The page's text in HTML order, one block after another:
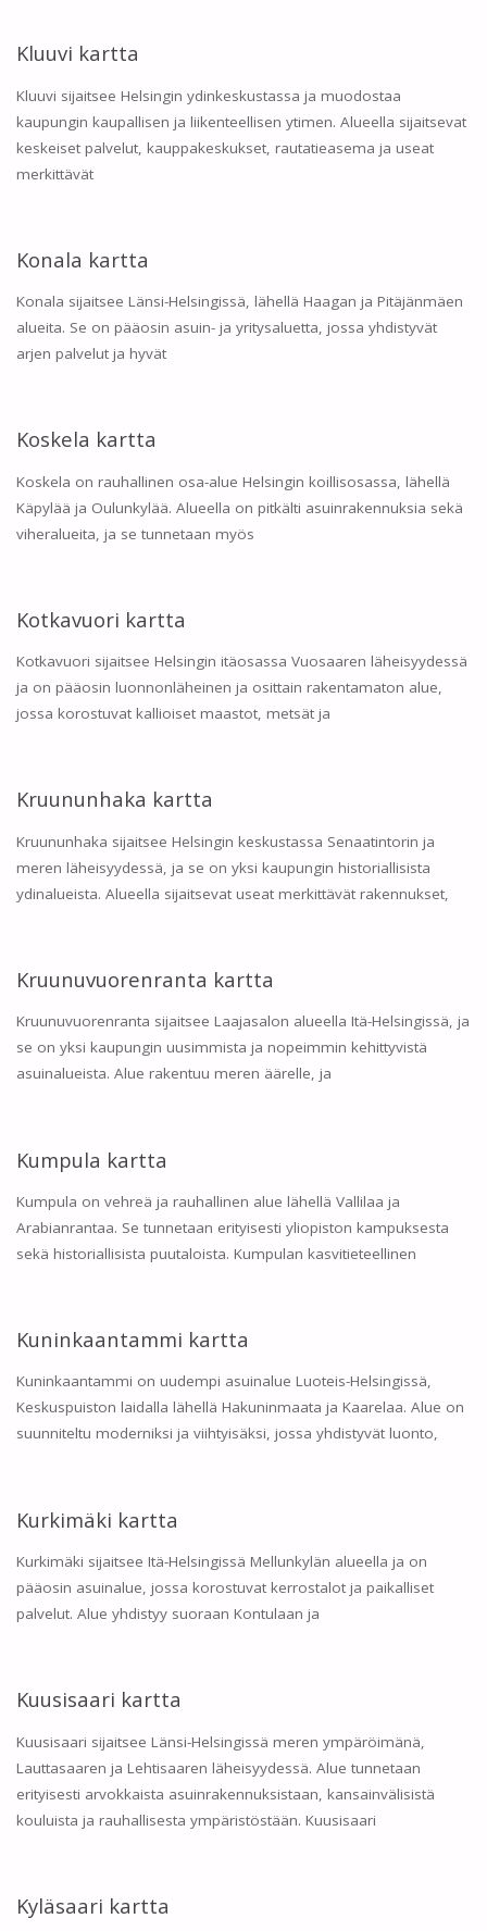
Kluuvi kartta
Kluuvi sijaitsee Helsingin ydinkeskustassa ja muodostaa
kaupungin kaupallisen ja liikenteellisen ytimen. Alueella sijaitsevat
keskeiset palvelut, kauppakeskukset, rautatieasema ja useat
merkittävät
Konala kartta
Konala sijaitsee Länsi-Helsingissä, lähellä Haagan ja Pitäjänmäen
alueita. Se on pääosin asuin- ja yritysaluetta, jossa yhdistyvät
arjen palvelut ja hyvät
Koskela kartta
Koskela on rauhallinen osa-alue Helsingin koillisosassa, lähellä
Käpylää ja Oulunkylää. Alueella on pitkälti asuinrakennuksia sekä
viheralueita, ja se tunnetaan myös
Kotkavuori kartta
Kotkavuori sijaitsee Helsingin itäosassa Vuosaaren läheisyydessä
ja on pääosin luonnonläheinen ja osittain rakentamaton alue,
jossa korostuvat kallioiset maastot, metsät ja
Kruununhaka kartta
Kruununhaka sijaitsee Helsingin keskustassa Senaatintorin ja
meren läheisyydessä, ja se on yksi kaupungin historiallisista
ydinalueista. Alueella sijaitsevat useat merkittävät rakennukset,
Kruunuvuorenranta kartta
Kruunuvuorenranta sijaitsee Laajasalon alueella Itä-Helsingissä, ja
se on yksi kaupungin uusimmista ja nopeimmin kehittyvistä
asuinalueista. Alue rakentuu meren äärelle, ja
Kumpula kartta
Kumpula on vehreä ja rauhallinen alue lähellä Vallilaa ja
Arabianrantaa. Se tunnetaan erityisesti yliopiston kampuksesta
sekä historiallisista puutaloista. Kumpulan kasvitieteellinen
Kuninkaantammi kartta
Kuninkaantammi on uudempi asuinalue Luoteis-Helsingissä,
Keskuspuiston laidalla lähellä Hakuninmaata ja Kaarelaa. Alue on
suunniteltu moderniksi ja viihtyisäksi, jossa yhdistyvät luonto,
Kurkimäki kartta
Kurkimäki sijaitsee Itä-Helsingissä Mellunkylän alueella ja on
pääosin asuinalue, jossa korostuvat kerrostalot ja paikalliset
palvelut. Alue yhdistyy suoraan Kontulaan ja
Kuusisaari kartta
Kuusisaari sijaitsee Länsi-Helsingissä meren ympäröimänä,
Lauttasaaren ja Lehtisaaren läheisyydessä. Alue tunnetaan
erityisesti arvokkaista asuinrakennuksistaan, kansainvälisistä
kouluista ja rauhallisesta ympäristöstään. Kuusisaari
Kyläsaari kartta